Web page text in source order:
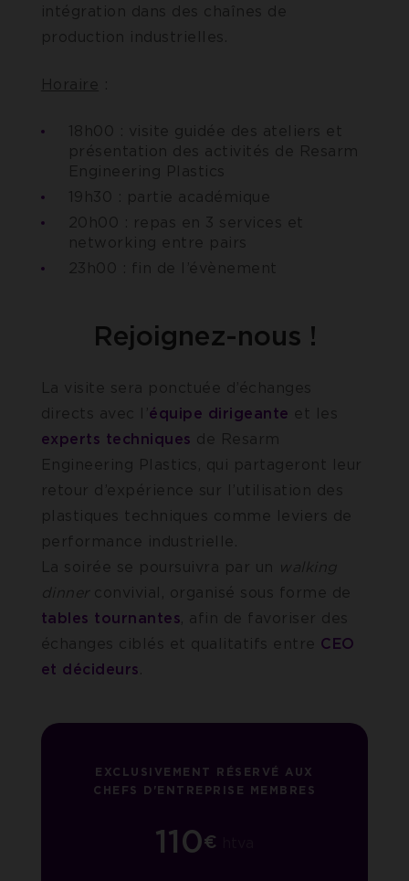
intégration dans des chaînes de
production industrielles.
Horaire :
18h00 : visite guidée des ateliers et
présentation des activités de Resarm
Engineering Plastics
19h30 : partie académique
20h00 : repas en 3 services et
networking entre pairs
23h00 : fin de l’évènement
Rejoignez-nous !
La visite sera ponctuée d’échanges
directs avec l’équipe dirigeante et les
experts techniques de Resarm
Engineering Plastics, qui partageront leur
retour d’expérience sur l’utilisation des
plastiques techniques comme leviers de
performance industrielle.
La soirée se poursuivra par un walking
dinner convivial, organisé sous forme de
tables tournantes, afin de favoriser des
échanges ciblés et qualitatifs entre CEO
et décideurs.
EXCLUSIVEMENT RÉSERVÉ AUX
CHEFS D'ENTREPRISE MEMBRES
110€